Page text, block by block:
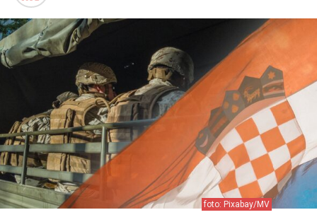
foto: Pixabay/MV